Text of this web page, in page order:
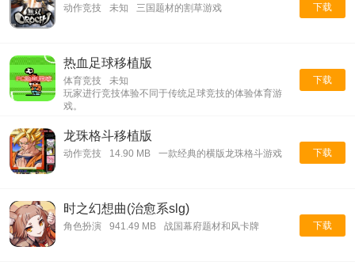
下载
动作竞技 未知 三国题材的割草游戏
下载
热血足球移植版
体育竞技
未知
玩家进行竞技体验不同于传统足球竞技的体验体育游
戏。
下载
龙珠格斗移植版
动作竞技 14.90 MB 一款经典的横版龙珠格斗游戏
下载
时之幻想曲(治愈系slg)
角色扮演 941.49 MB 战国幕府题材和风卡牌